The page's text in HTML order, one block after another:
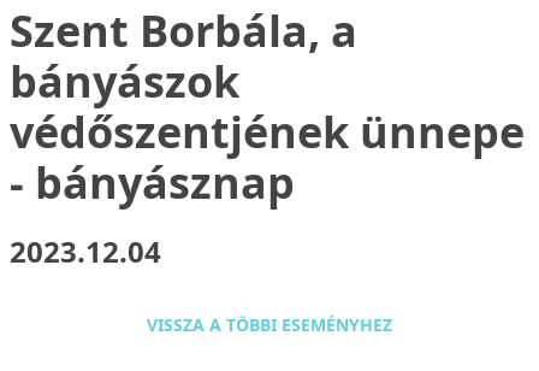
Szent Borbála, a
bányászok
védőszentjének ünnepe
- bányásznap
2023.12.04
VISSZA A TÖBBI ESEMÉNYHEZ